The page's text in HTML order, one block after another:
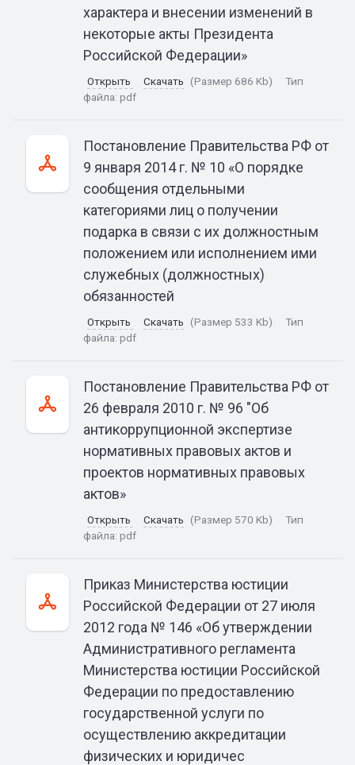
характера и внесении изменений в
некоторые акты Президента
Российской Федерации»
Открыть Скачать (Размер 686 Kb)
Тип
файла: pdf
Постановление Правительства РФ от
9 января 2014 г. № 10 «О порядке
сообщения отдельными
категориями лиц о получении
подарка в связи с их должностным
положением или исполнением ими
служебных (должностных)
обязанностей
Открыть Скачать (Размер 533 Kb)
Тип
файла: pdf
Постановление Правительства РФ от
26 февраля 2010 г. № 96 "Об
антикоррупционной экспертизе
нормативных правовых актов и
проектов нормативных правовых
актов»
Открыть Скачать (Размер 570 Kb)
Тип
файла: pdf
Приказ Министерства юстиции
Российской Федерации от 27 июля
2012 года № 146 «Об утверждении
Административного регламента
Министерства юстиции Российской
Федерации по предоставлению
государственной услуги по
осуществлению аккредитации
физических и юридичес